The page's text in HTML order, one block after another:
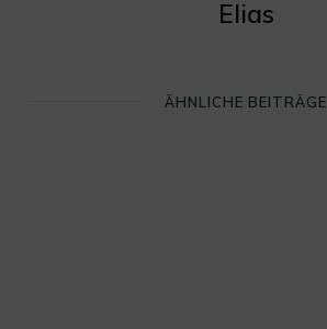
Elias
ÄHNLICHE BEITRÄGE